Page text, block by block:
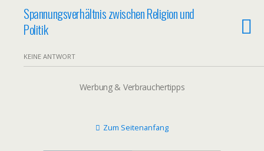
Spannungsverhältnis zwischen Religion und
Politik
KEINE ANTWORT
Werbung & Verbrauchertipps
Zum Seitenanfang